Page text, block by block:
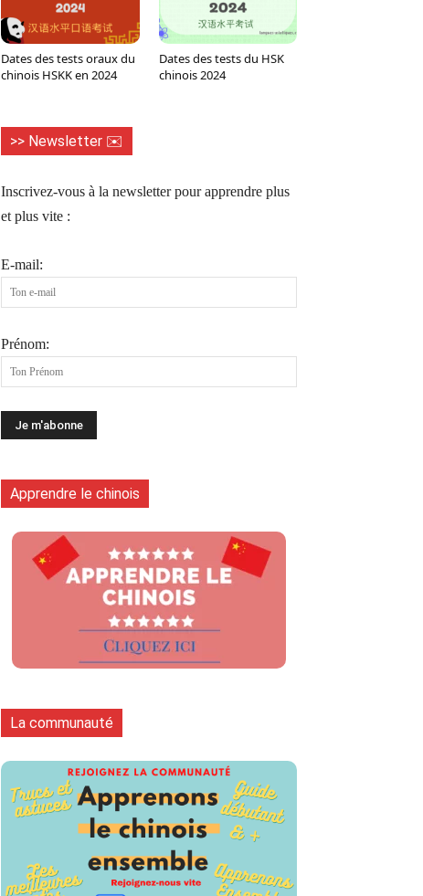
Dates des tests oraux du
chinois HSKK en 2024
Dates des tests du HSK
chinois 2024
>> Newsletter ✉️
Inscrivez-vous à la newsletter pour apprendre plus
et plus vite :
E-mail:
Prénom:
Apprendre le chinois
La communauté